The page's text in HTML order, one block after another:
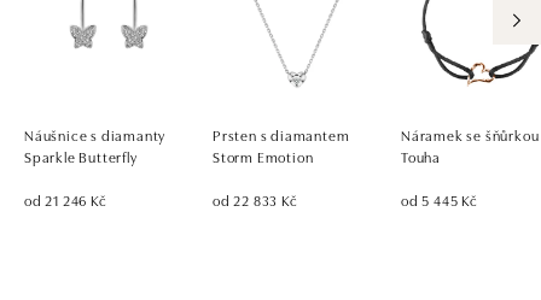
Náušnice s diamanty
Sparkle Butterfly
od 21 246 Kč
Prsten s diamantem
Storm Emotion
od 22 833 Kč
Náramek se šňůrkou
Touha
od 5 445 Kč